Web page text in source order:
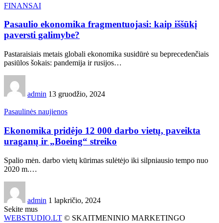
FINANSAI
Pasaulio ekonomika fragmentuojasi: kaip iššūkį
paversti galimybe?
Pastaraisiais metais globali ekonomika susidūrė su beprecedenčiais
pasiūlos šokais: pandemija ir rusijos…
admin 13 gruodžio, 2024
Pasaulinės naujienos
Ekonomika pridėjo 12 000 darbo vietų, paveikta
uraganų ir „Boeing“ streiko
Spalio mėn. darbo vietų kūrimas sulėtėjo iki silpniausio tempo nuo
2020 m.…
admin 1 lapkričio, 2024
Sekite mus
WEBSTUDIO.LT © SKAITMENINIO MARKETINGO